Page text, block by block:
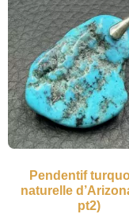
Pendentif
naturelle
pt2)